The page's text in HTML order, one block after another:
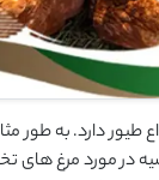
طیور دارد. به
در مورد مرغ های